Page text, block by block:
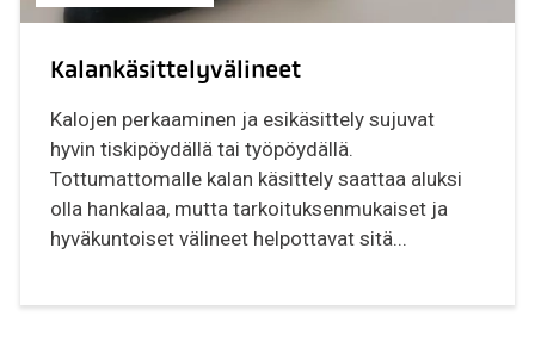
Kalankäsittelyvälineet
Kalojen perkaaminen ja esikäsittely sujuvat
hyvin tiskipöydällä tai työpöydällä.
Tottumattomalle kalan käsittely saattaa aluksi
olla hankalaa, mutta tarkoituksenmukaiset ja
hyväkuntoiset välineet helpottavat sitä...